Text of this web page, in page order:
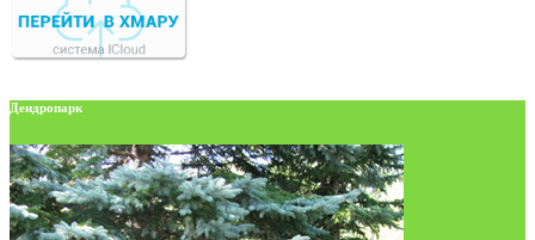
Дендропарк